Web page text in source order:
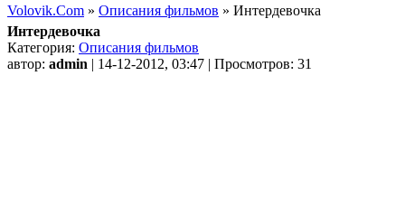
Volovik.Com » Описания фильмов » Интердевочка
Интердевочка
Категория: Описания фильмов
автор: admin | 14-12-2012, 03:47 | Просмотров: 31